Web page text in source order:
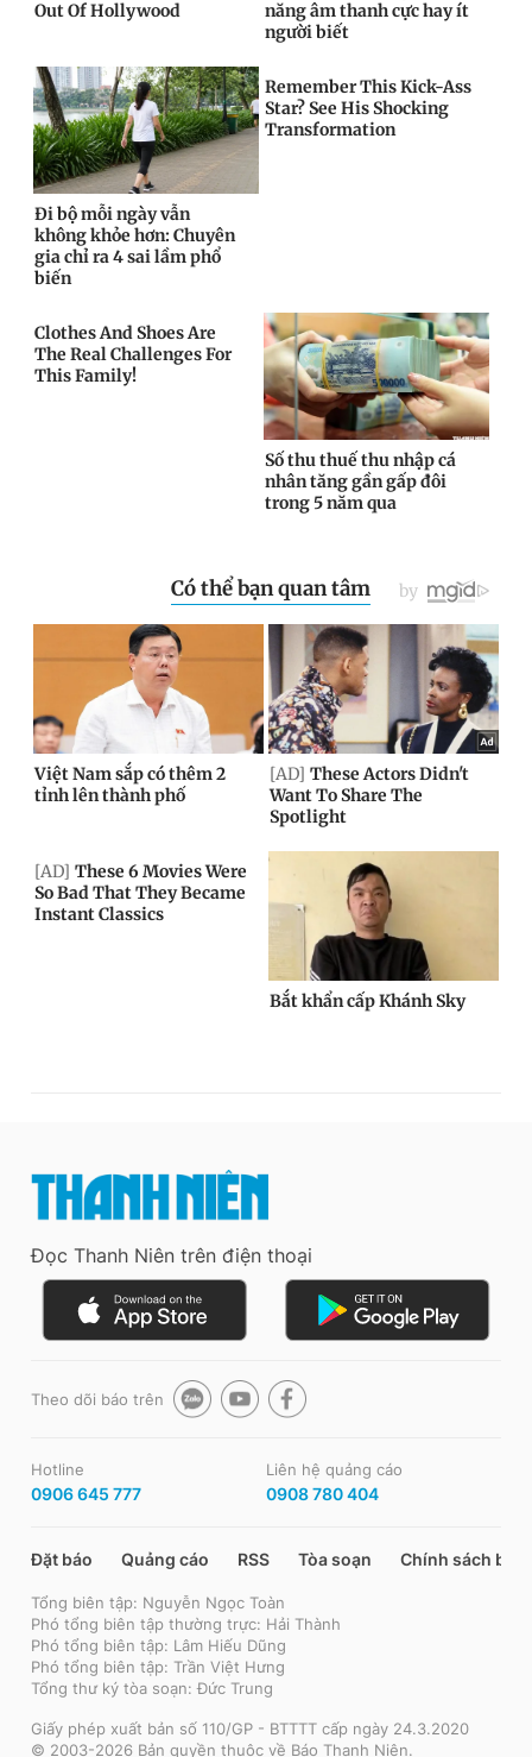
Đọc Thanh Niên trên điện thoại
Theo dõi báo trên
Hotline
0906 645 777
Liên hệ quảng cáo
0908 780 404
Đặt báo Quảng cáo RSS Tòa soạn Chính sách bảo
Tổng biên tập: Nguyễn Ngọc Toàn
Phó tổng biên tập thường trực: Hải Thành
Phó tổng biên tập: Lâm Hiếu Dũng
Phó tổng biên tập: Trần Việt Hưng
Tổng thư ký tòa soạn: Đức Trung
Giấy phép xuất bản số 110/GP - BTTTT cấp ngày 24.3.2020
© 2003-2026 Bản quyền thuộc về Báo Thanh Niên.